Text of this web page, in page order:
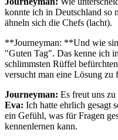
konnte ich in Deutschland so
ähneln sich die Chefs (lacht).
**Journeyman: **Und wie
"Guten Tag". Das kenne ich
schlimmsten Rüffel
versucht man eine Lösung zu
Journeyman: Es freut uns
Eva: Ich hatte ehrlich gesagt
ein Gefühl, was für Fragen
kennenlernen kann.